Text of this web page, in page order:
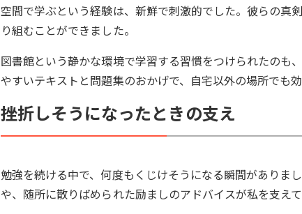
空間で学ぶという経験は、新鮮で刺激的でした。彼らの真
り組むことができました。
図書館という静かな環境で学習する習慣をつけられたのも
やすいテキストと問題集のおかげで、自宅以外の場所でも
挫折しそうになったときの支え
勉強を続ける中で、何度もくじけそうになる瞬間がありま
や、随所に散りばめられた励ましのアドバイスが私を支えて